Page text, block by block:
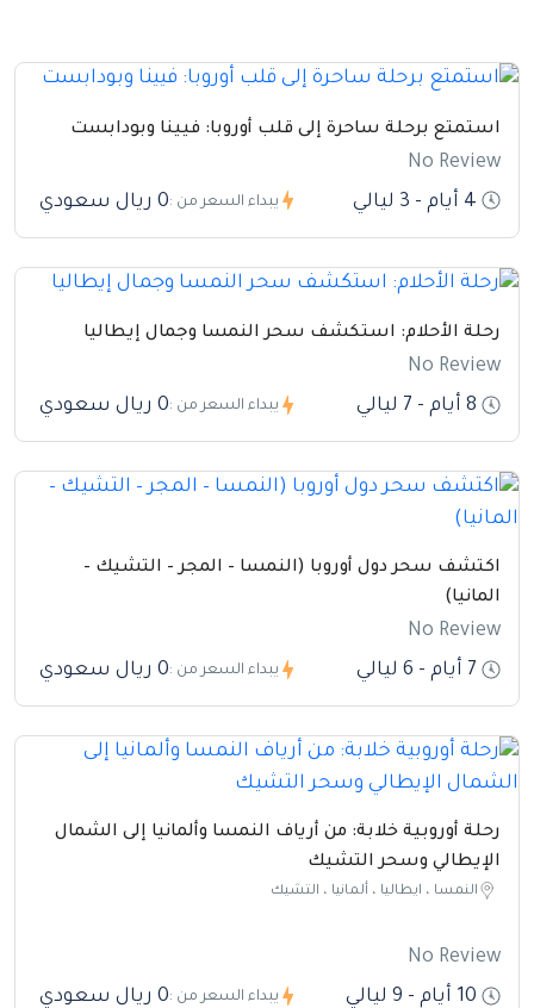
استمتع برحلة ساحرة إلى قلب أوروبا: فيينا وبودابست
No Review
يبداء السعر من :0 ريال سعودي
رحلة الأحلام: استكشف سحر النمسا وجمال إيطاليا
No Review
يبداء السعر من :0 ريال سعودي
اكتشف سحر دول أوروبا (النمسا – المجر – التشيك –
المانيا)
No Review
يبداء السعر من :0 ريال سعودي
رحلة أوروبية خلابة: من أرياف النمسا وألمانيا إلى الشمال
الإيطالي وسحر التشيك
النمسا ، ايطاليا ، ألمانيا ، التشيك
No Review
يبداء السعر من :0 ريال سعودي